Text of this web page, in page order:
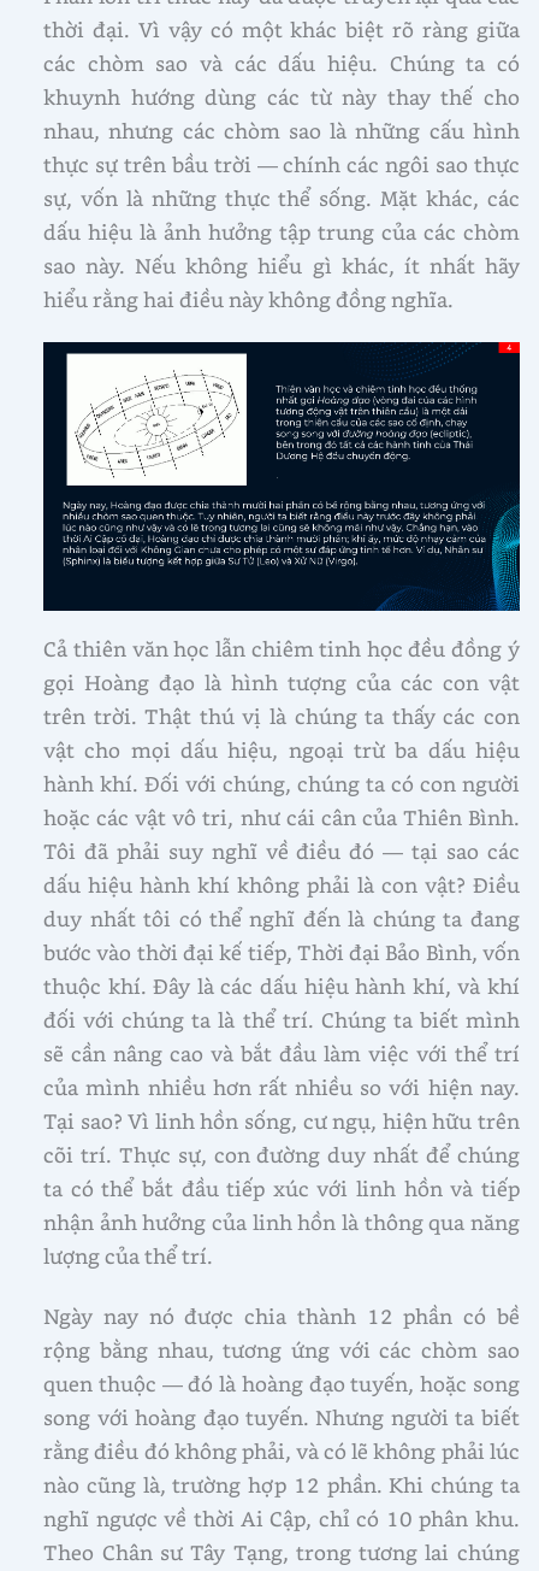
thời đại. Vì vậy có một khác biệt rõ ràng giữa
các chòm sao và các dấu hiệu. Chúng ta có
khuynh hướng dùng các từ này thay thế cho
nhau, nhưng các chòm sao là những cấu hình
thực sự trên bầu trời — chính các ngôi sao thực
sự, vốn là những thực thể sống. Mặt khác, các
dấu hiệu là ảnh hưởng tập trung của các chòm
sao này. Nếu không hiểu gì khác, ít nhất hãy
hiểu rằng hai điều này không đồng nghĩa.
Cả thiên văn học lẫn chiêm tinh học đều đồng ý
gọi Hoàng đạo là hình tượng của các con vật
trên trời. Thật thú vị là chúng ta thấy các con
vật cho mọi dấu hiệu, ngoại trừ ba dấu hiệu
hành khí. Đối với chúng, chúng ta có con người
hoặc các vật vô tri, như cái cân của Thiên Bình.
Tôi đã phải suy nghĩ về điều đó — tại sao các
dấu hiệu hành khí không phải là con vật? Điều
duy nhất tôi có thể nghĩ đến là chúng ta đang
bước vào thời đại kế tiếp, Thời đại Bảo Bình, vốn
thuộc khí. Đây là các dấu hiệu hành khí, và khí
đối với chúng ta là thể trí. Chúng ta biết mình
sẽ cần nâng cao và bắt đầu làm việc với thể trí
của mình nhiều hơn rất nhiều so với hiện nay.
Tại sao? Vì linh hồn sống, cư ngụ, hiện hữu trên
cõi trí. Thực sự, con đường duy nhất để chúng
ta có thể bắt đầu tiếp xúc với linh hồn và tiếp
nhận ảnh hưởng của linh hồn là thông qua năng
lượng của thể trí.
Ngày nay nó được chia thành 12 phần có bề
rộng bằng nhau, tương ứng với các chòm sao
quen thuộc — đó là hoàng đạo tuyến, hoặc song
song với hoàng đạo tuyến. Nhưng người ta biết
rằng điều đó không phải, và có lẽ không phải lúc
nào cũng là, trường hợp 12 phần. Khi chúng ta
nghĩ ngược về thời Ai Cập, chỉ có 10 phân khu.
Theo Chân sư Tây Tạng, trong tương lai chúng